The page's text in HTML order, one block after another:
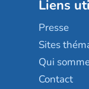
Les
Sérénys
Liens
Presse
Sites
Qui
Contact